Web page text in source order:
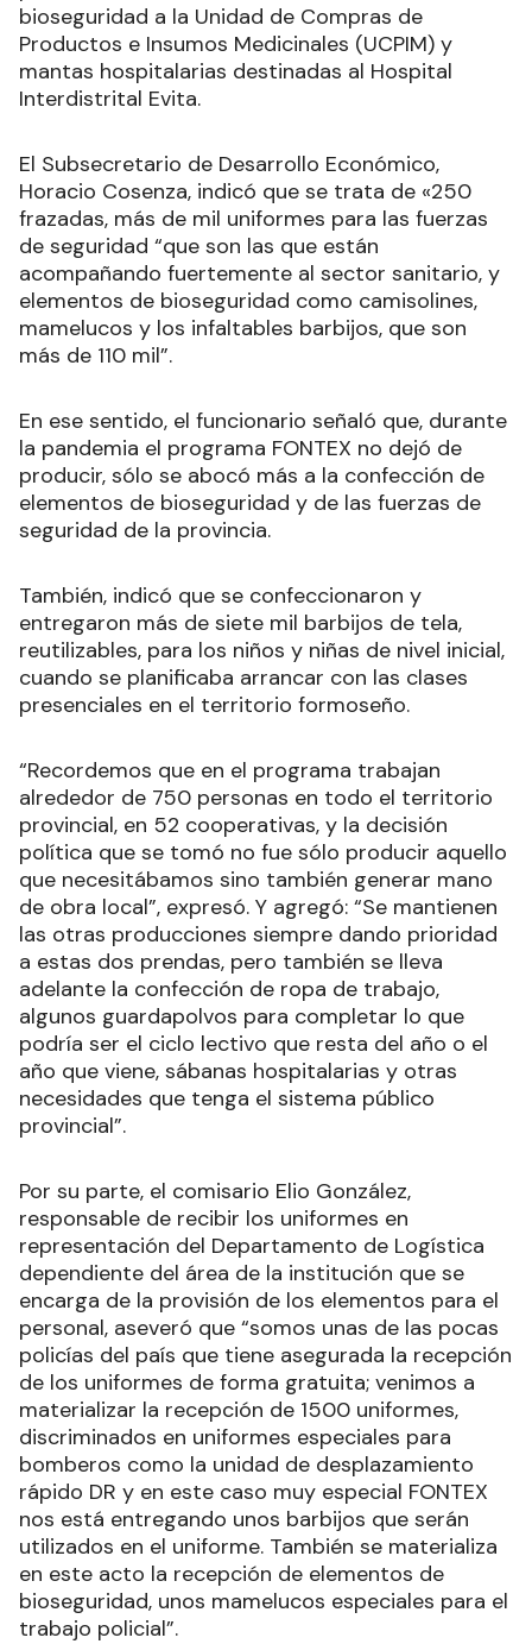
bioseguridad a la Unidad de Compras de
Productos e Insumos Medicinales (UCPIM) y
mantas hospitalarias destinadas al Hospital
Interdistrital Evita.
El Subsecretario de Desarrollo Económico,
Horacio Cosenza, indicó que se trata de «250
frazadas, más de mil uniformes para las fuerzas
de seguridad “que son las que están
acompañando fuertemente al sector sanitario, y
elementos de bioseguridad como camisolines,
mamelucos y los infaltables barbijos, que son
más de 110 mil”.
En ese sentido, el funcionario señaló que, durante
la pandemia el programa FONTEX no dejó de
producir, sólo se abocó más a la confección de
elementos de bioseguridad y de las fuerzas de
seguridad de la provincia.
También, indicó que se confeccionaron y
entregaron más de siete mil barbijos de tela,
reutilizables, para los niños y niñas de nivel inicial,
cuando se planificaba arrancar con las clases
presenciales en el territorio formoseño.
“Recordemos que en el programa trabajan
alrededor de 750 personas en todo el territorio
provincial, en 52 cooperativas, y la decisión
política que se tomó no fue sólo producir aquello
que necesitábamos sino también generar mano
de obra local”, expresó. Y agregó: “Se mantienen
las otras producciones siempre dando prioridad
a estas dos prendas, pero también se lleva
adelante la confección de ropa de trabajo,
algunos guardapolvos para completar lo que
podría ser el ciclo lectivo que resta del año o el
año que viene, sábanas hospitalarias y otras
necesidades que tenga el sistema público
provincial”.
Por su parte, el comisario Elio González,
responsable de recibir los uniformes en
representación del Departamento de Logística
dependiente del área de la institución que se
encarga de la provisión de los elementos para el
personal, aseveró que “somos unas de las pocas
policías del país que tiene asegurada la recepción
de los uniformes de forma gratuita; venimos a
materializar la recepción de 1500 uniformes,
discriminados en uniformes especiales para
bomberos como la unidad de desplazamiento
rápido DR y en este caso muy especial FONTEX
nos está entregando unos barbijos que serán
utilizados en el uniforme. También se materializa
en este acto la recepción de elementos de
bioseguridad, unos mamelucos especiales para el
trabajo policial”.